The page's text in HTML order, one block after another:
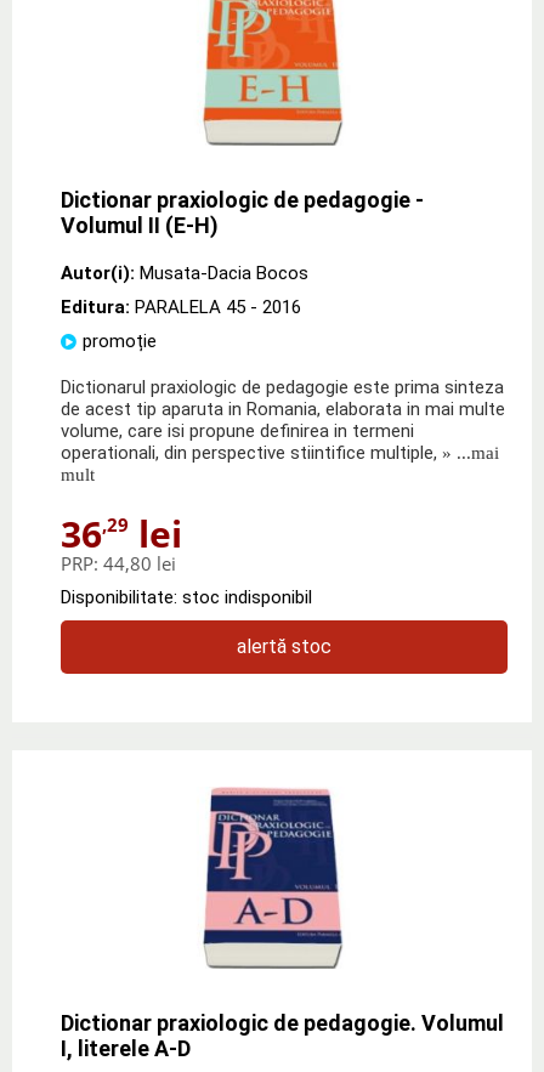
Dictionar praxiologic de pedagogie -
Volumul II (E-H)
Autor(i): Musata-Dacia Bocos
Editura: PARALELA 45 - 2016
promoție
Dictionarul praxiologic de pedagogie este prima sinteza
de acest tip aparuta in Romania, elaborata in mai multe
volume, care isi propune definirea in termeni
operationali, din perspective stiintifice multiple, » ...mai
mult
36,29 lei
PRP: 44,80 lei
Disponibilitate: stoc indisponibil
alertă stoc
Dictionar praxiologic de pedagogie. Volumul
I, literele A-D